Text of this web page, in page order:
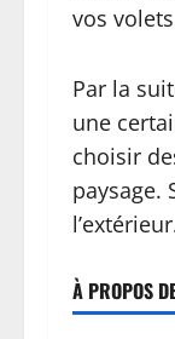
vos
Par la
une
choisir
paysage.
À PROPOS